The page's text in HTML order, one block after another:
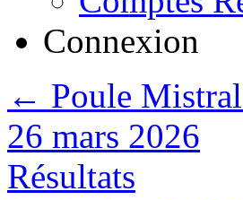
Connexion
← Poule
26 mars 2026
Résultats